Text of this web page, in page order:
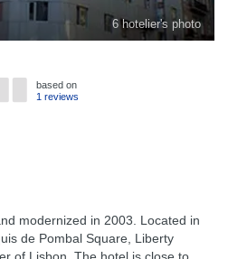
6 hotelier's photo
based on
1 reviews
modernized in 2003. Located in
de Pombal Square, Liberty